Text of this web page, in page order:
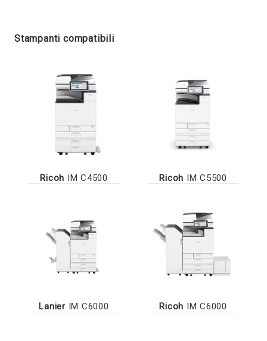
Stampanti compatibili
Ricoh IM C4500 Ricoh IM C5500
LanierIM C6000 Ricoh IM C6000